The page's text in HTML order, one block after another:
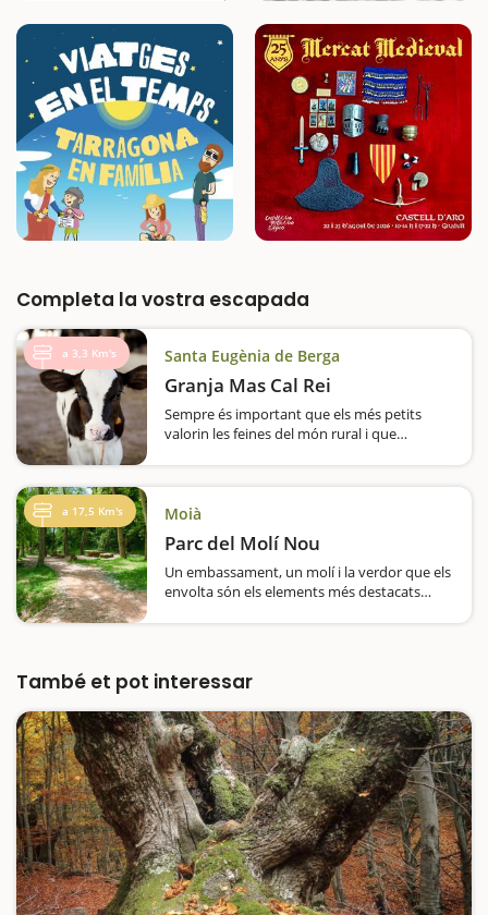
Completa la vostra escapada
a 3,3 Km's Santa Eugènia de Berga
Granja Mas Cal Rei
Sempre és important que els més petits
valorin les feines del món rural i que
interessant visita en família és la que…
a 17,5 Km's Moià
Parc del Molí Nou
Un embassament, un molí i la verdor que els
envolta són els elements més destacats
També et pot interessar